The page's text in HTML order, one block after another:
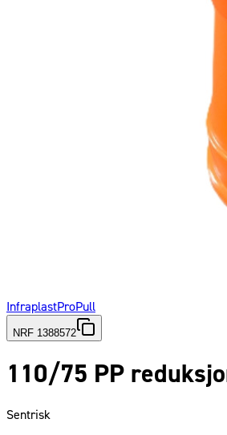
InfraplastProPull
NRF 1388572
110/75 PP
Sentrisk